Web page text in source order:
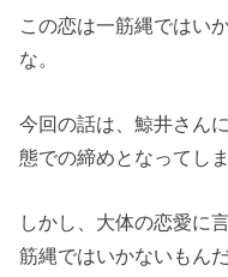
この恋は一筋縄ではい
な。
今回の話は、鯨井さん
態での締めとなってしま
しかし、大体の恋愛に
筋縄ではいかないもん